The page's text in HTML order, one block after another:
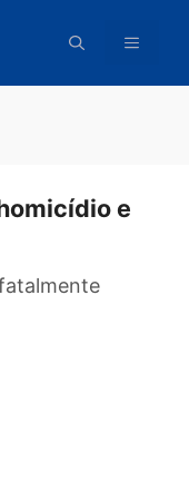
homicídio e
fatalmente